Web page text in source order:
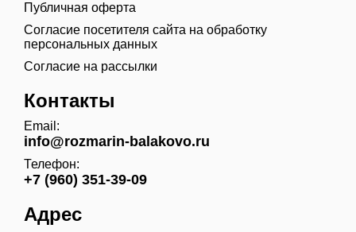
Публичная оферта
Согласие посетителя сайта на обработку
персональных данных
Согласие на рассылки
Контакты
Email:
info@rozmarin-balakovo.ru
Телефон:
+7 (960) 351-39-09
Адрес